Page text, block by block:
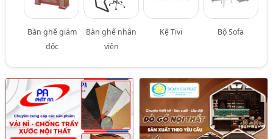
Bàn ghế giám
đốc
Bàn ghế nhân
viên
Kệ Tivi Bộ Sofa